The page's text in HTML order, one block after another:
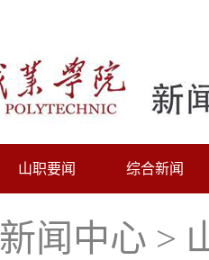
山职要闻 综合新闻
新闻中心 >